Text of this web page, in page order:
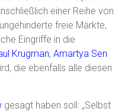
einer Reihe von
freie Märkte,
Eingriffe in die
Krugman,Amartya Sen
die ebenfalls alle diesen
gesagt haben soll: „Selbst